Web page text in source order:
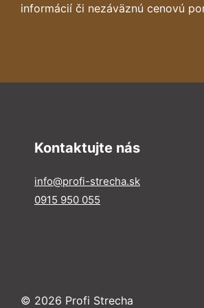
informácií či nezáväznú cenovú
Kontaktujte nás
info@profi-strecha.sk
0915 950 055
© 2026 Profi Strecha